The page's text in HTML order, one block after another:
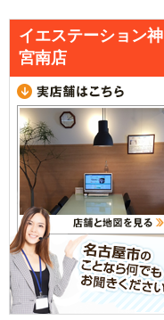
イエステーション神
宮南店